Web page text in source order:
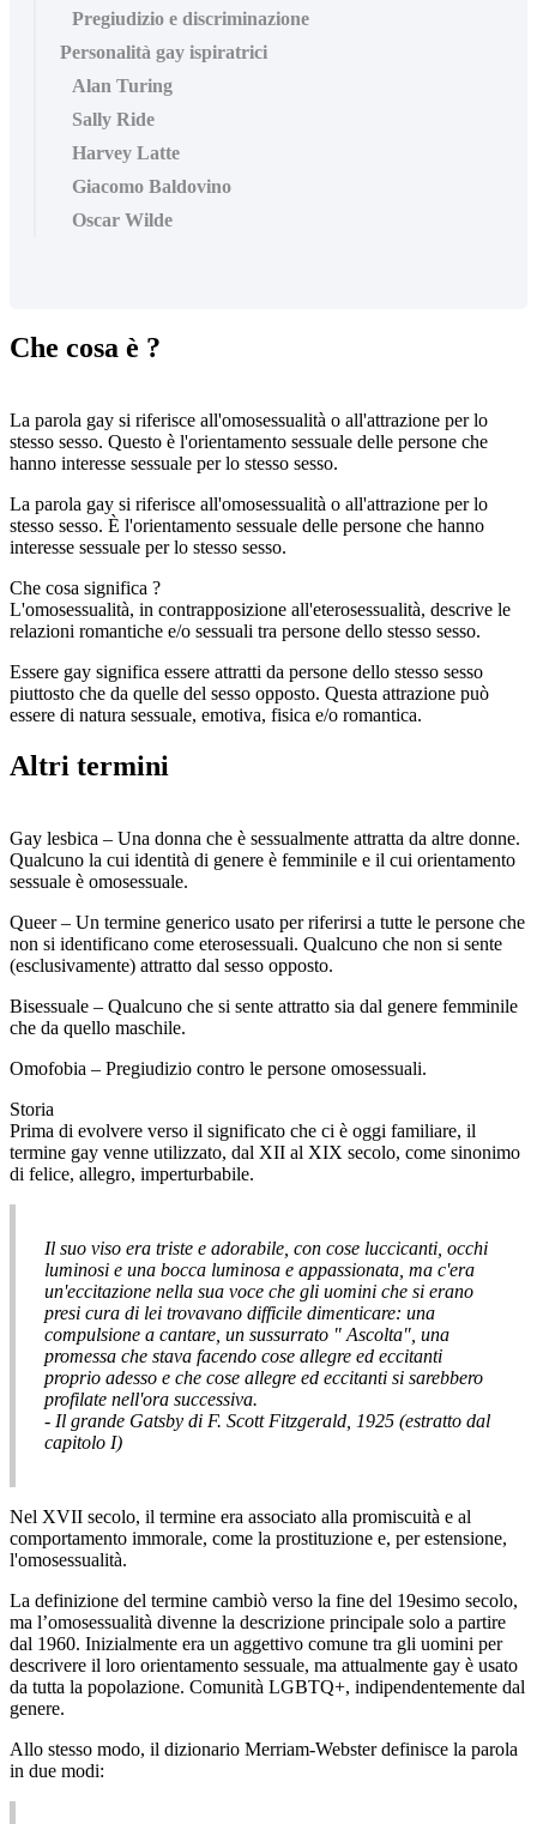
Pregiudizio e discriminazione
Personalità gay ispiratrici
Alan Turing
Sally Ride
Harvey Latte
Giacomo Baldovino
Oscar Wilde
Che cosa è ?
La parola gay si riferisce all'omosessualità o all'attrazione per lo
stesso sesso. Questo è l'orientamento sessuale delle persone che
hanno interesse sessuale per lo stesso sesso.
La parola gay si riferisce all'omosessualità o all'attrazione per lo
stesso sesso. È l'orientamento sessuale delle persone che hanno
interesse sessuale per lo stesso sesso.
Che cosa significa ?
L'omosessualità, in contrapposizione all'eterosessualità, descrive le
relazioni romantiche e/o sessuali tra persone dello stesso sesso.
Essere gay significa essere attratti da persone dello stesso sesso
piuttosto che da quelle del sesso opposto. Questa attrazione può
essere di natura sessuale, emotiva, fisica e/o romantica.
Altri termini
Gay lesbica – Una donna che è sessualmente attratta da altre donne.
Qualcuno la cui identità di genere è femminile e il cui orientamento
sessuale è omosessuale.
Queer – Un termine generico usato per riferirsi a tutte le persone che
non si identificano come eterosessuali. Qualcuno che non si sente
(esclusivamente) attratto dal sesso opposto.
Bisessuale – Qualcuno che si sente attratto sia dal genere femminile
che da quello maschile.
Omofobia – Pregiudizio contro le persone omosessuali.
Storia
Prima di evolvere verso il significato che ci è oggi familiare, il
termine gay venne utilizzato, dal XII al XIX secolo, come sinonimo
di felice, allegro, imperturbabile.
Il suo viso era triste e adorabile, con cose luccicanti, occhi
luminosi e una bocca luminosa e appassionata, ma c'era
un'eccitazione nella sua voce che gli uomini che si erano
presi cura di lei trovavano difficile dimenticare: una
compulsione a cantare, un sussurrato " Ascolta", una
promessa che stava facendo cose allegre ed eccitanti
proprio adesso e che cose allegre ed eccitanti si sarebbero
profilate nell'ora successiva.
- Il grande Gatsby di F. Scott Fitzgerald, 1925 (estratto dal
capitolo I)
Nel XVII secolo, il termine era associato alla promiscuità e al
comportamento immorale, come la prostituzione e, per estensione,
l'omosessualità.
La definizione del termine cambiò verso la fine del 19esimo secolo,
ma l’omosessualità divenne la descrizione principale solo a partire
dal 1960. Inizialmente era un aggettivo comune tra gli uomini per
descrivere il loro orientamento sessuale, ma attualmente gay è usato
da tutta la popolazione. Comunità LGBTQ+, indipendentemente dal
genere.
Allo stesso modo, il dizionario Merriam-Webster definisce la parola
in due modi: